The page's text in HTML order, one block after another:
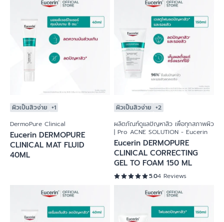
ผิวเป็นสิวง่าย +1
DermoPure Clinical
Eucerin DERMOPURE
CLINICAL MAT FLUID
40ML
ผิวเป็นสิวง่าย +2
ผลิตภัณฑ์ดูแลปัญหาสิว เพื่อทุกสภาพผิว
| Pro ACNE SOLUTION - Eucerin
Eucerin DERMOPURE
CLINICAL CORRECTING
GEL TO FOAM 150 ML
5.04 Reviews